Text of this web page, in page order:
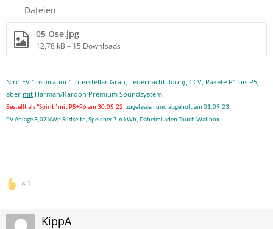
Dateien
05 Öse.jpg
12,78 kB – 15 Downloads
Niro EV "Inspiration" Interstellar Grau, Ledernachbildung CCV, Pakete P1 bis P5,
aber mit Harman/Kardon Premium Soundsystem.
Bestellt als "Spirit" mit P5+P6 am 30.05.22, zugelassen und abgeholt am 01.09.23.
PV-Anlage 8,07 kWp Südseite, Speicher 7,6 kWh, DaheimLaden Touch Wallbox.
1
KippA